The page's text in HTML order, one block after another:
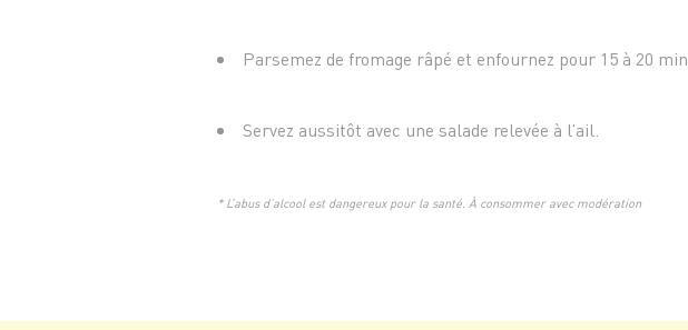
Parsemez de fromage râpé et enfournez pour 15 à 20 min.
Servez aussitôt avec une salade relevée à l’ail.
* L’abus d’alcool est dangereux pour la santé. À consommer avec modération